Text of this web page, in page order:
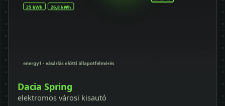
Dacia Spring
elektromos városi kisautó